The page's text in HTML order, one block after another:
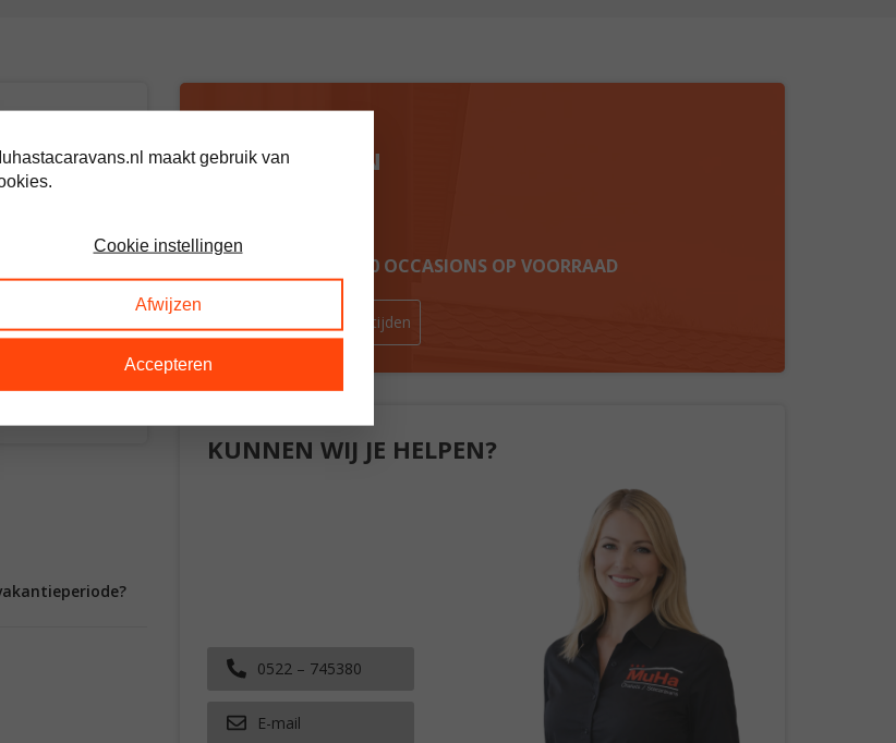
SHOWTERREIN
ALTIJD MEER DAN 60 OCCASIONS OP VOORRAAD
Route & openingstijden
KUNNEN WIJ JE HELPEN?
0522 – 745380
E-mail
maakt gebruik van
Cookie instellingen
Afwijzen
Accepteren